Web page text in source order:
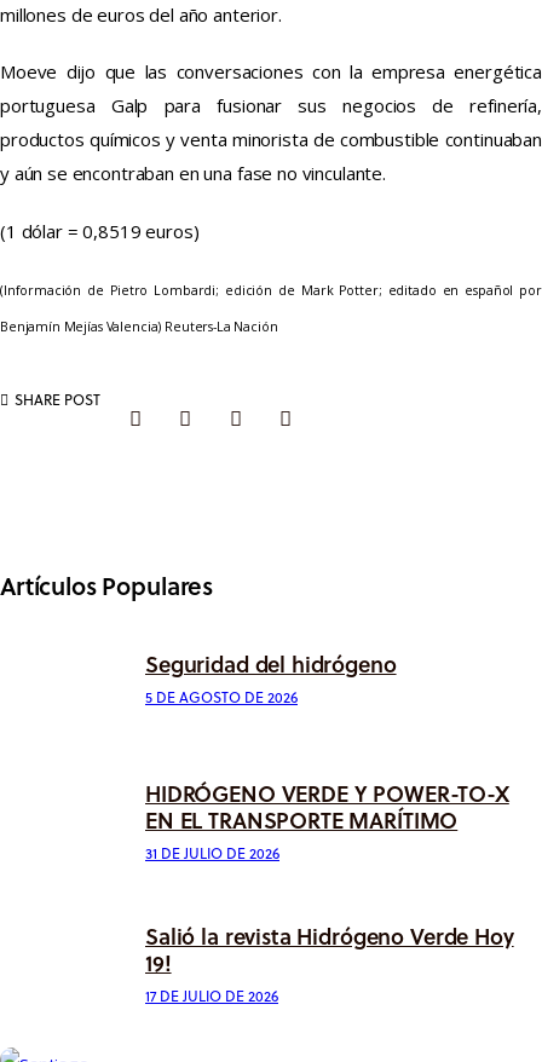
millones de euros del año anterior.
Moeve dijo que las conversaciones con la empresa energética
portuguesa Galp para fusionar sus negocios de refinería,
productos químicos y venta minorista de combustible continuaban
y aún se encontraban en una fase no vinculante.
(1 dólar = 0,8519 euros)
(Información de Pietro Lombardi; edición de Mark Potter; editado en español por
Benjamín Mejías Valencia) Reuters-La Nación
SHARE POST
Artículos Populares
Seguridad del hidrógeno
5 DE AGOSTO DE 2026
HIDRÓGENO VERDE Y POWER-TO-X
EN EL TRANSPORTE MARÍTIMO
31 DE JULIO DE 2026
Salió la revista Hidrógeno Verde Hoy
19!
17 DE JULIO DE 2026